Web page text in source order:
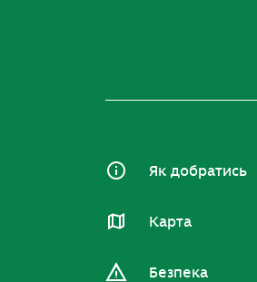
Як добратись
Карта
Безпека